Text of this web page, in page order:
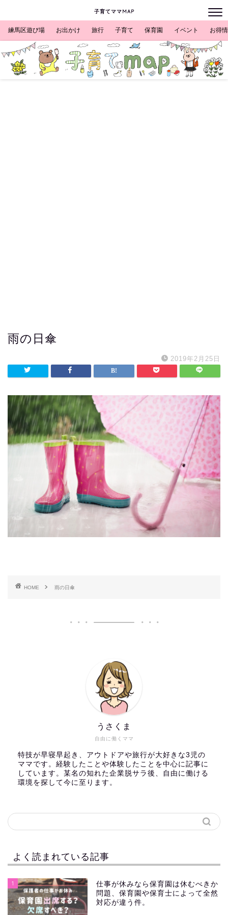
子育てママMAP
練馬区遊び場 お出かけ 旅行 子育て 保育園 イベント お得
雨の日傘
2019年2月25日
HOME 雨の日傘
自由に働くママ
うさくま
特技が早寝早起き、アウトドアや旅行が大好きな3児の
ママです。経験したことや体験したことを中心に記事に
しています。某名の知れた企業脱サラ後、自由に働ける
環境を探して今に至ります。
よく読まれている記事
1
仕事が休みなら保育園は休むべきか
問題、保育園や保育士によって全然
対応が違う件。